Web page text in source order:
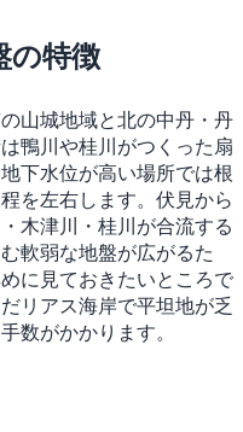
の特徴
山城地域と北の中丹・丹
鴨川や桂川がつくった扇
下水位が高い場所では根
を左右します。伏見から
木津川・桂川が合流する
軟弱な地盤が広がるた
に見ておきたいところで
リアス海岸で平坦地が乏
数がかかります。